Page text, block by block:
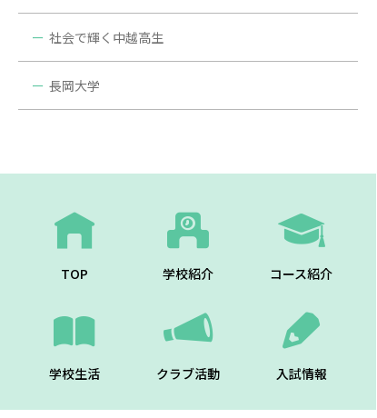
社会で輝く中越高生
長岡大学
TOP 学校紹介 コース紹介
学校生活 クラブ活動 入試情報